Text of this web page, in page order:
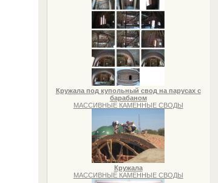
Кружала под купольный свод на парусах с
барабаном
МАССИВНЫЕ КАМЕННЫЕ СВОДЫ
Кружала
МАССИВНЫЕ КАМЕННЫЕ СВОДЫ